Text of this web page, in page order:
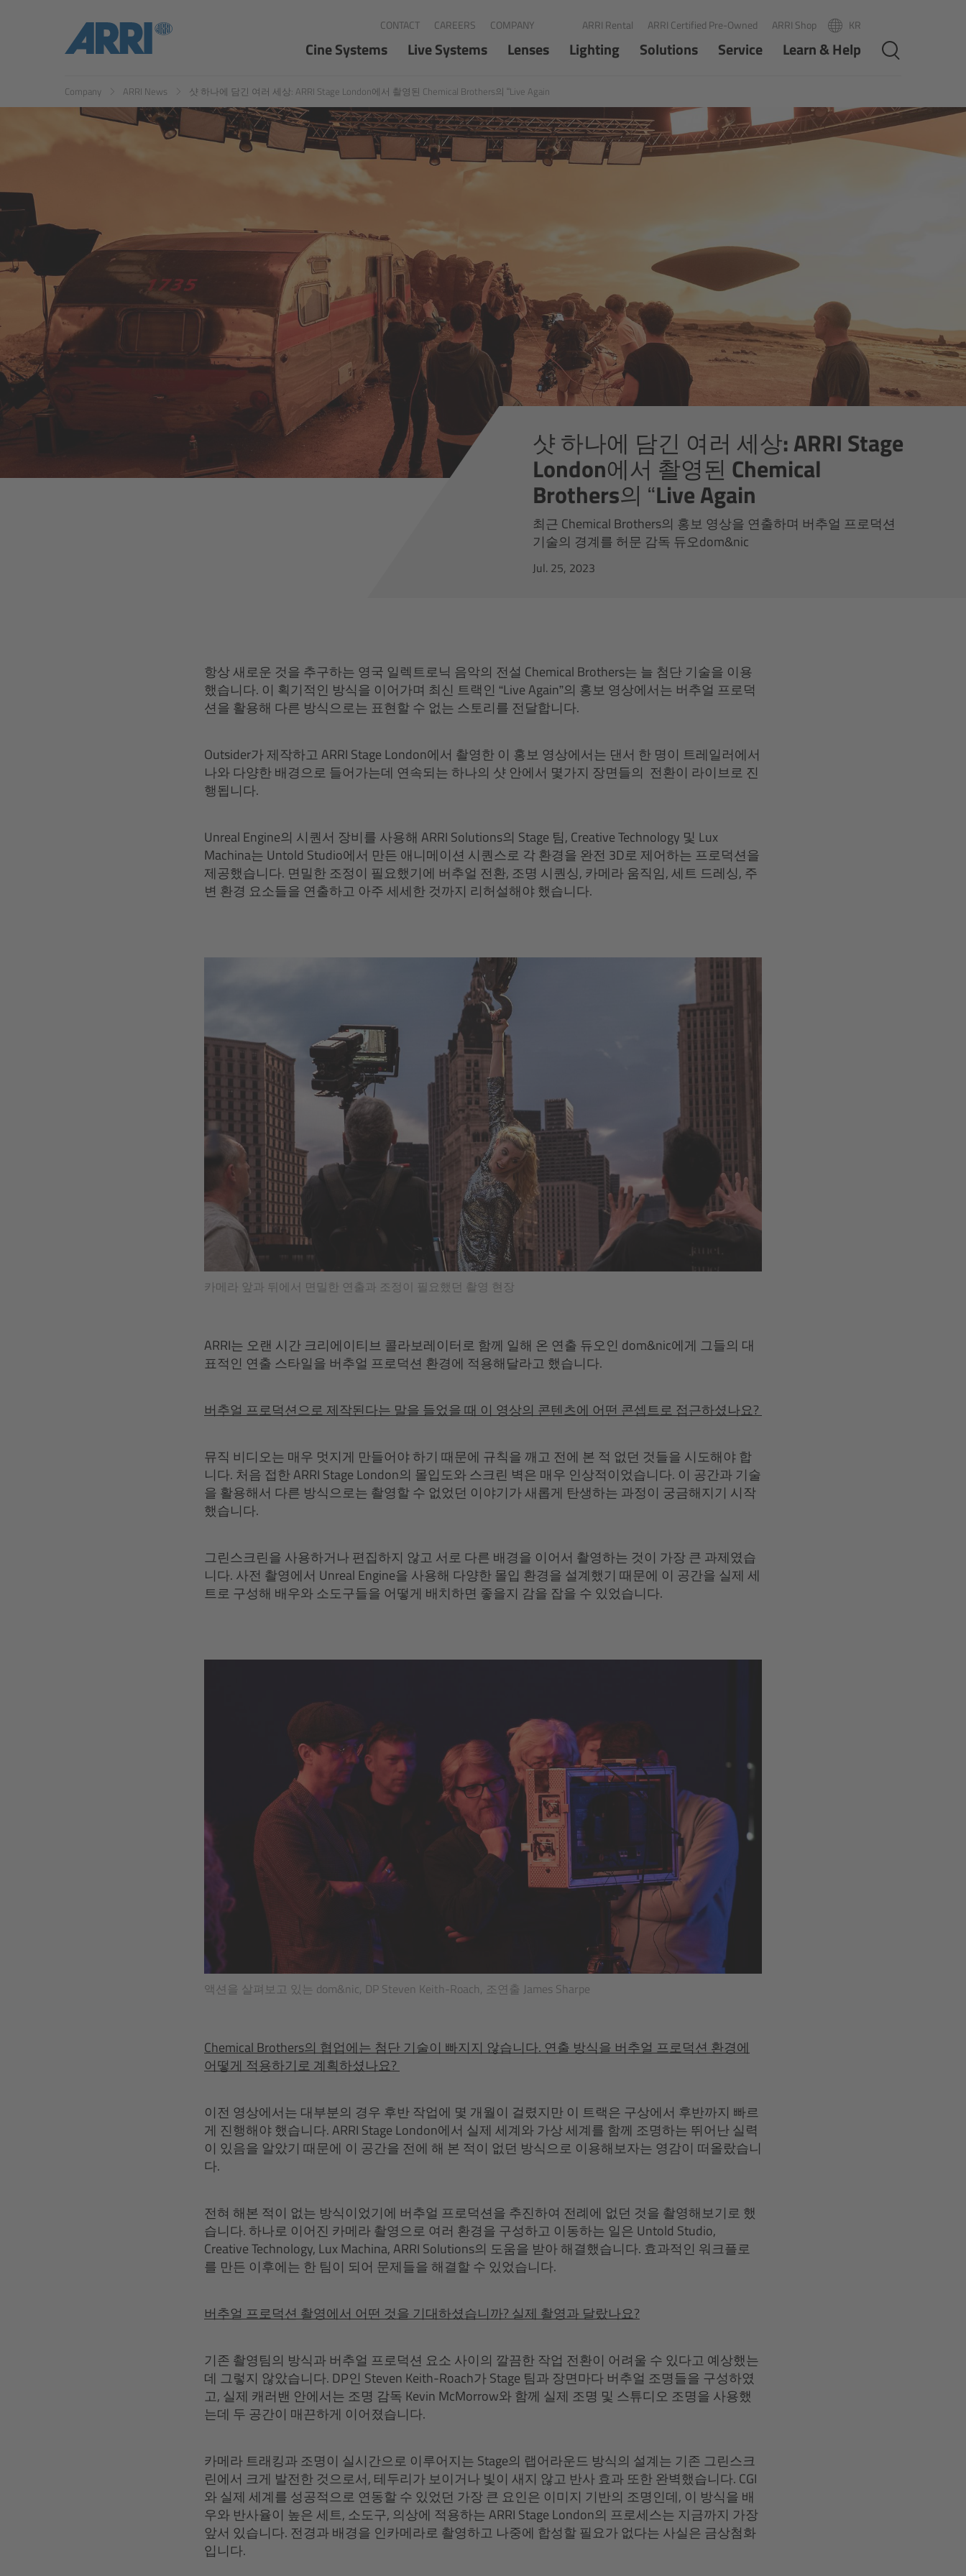
IT KR PT
CONTACT CAREERS COMPANY ARRI Rental ARRI Certified Pre-Owned ARRI Shop KR
Cine Systems Live Systems Lenses Lighting Solutions Service Learn & Help
Company ARRI News 샷 하나에 담긴 여러 세상: ARRI Stage London에서 촬영된 Chemical Brothers의 “Live Again
샷 하나에 담긴 여러 세상: ARRI Stage
London에서 촬영된 Chemical
Brothers의 “Live Again
최근 Chemical Brothers의 홍보 영상을 연출하며 버추얼 프로덕션
기술의 경계를 허문 감독 듀오dom&nic
Jul. 25, 2023
항상 새로운 것을 추구하는 영국 일렉트로닉 음악의 전설 Chemical Brothers는 늘 첨단 기술을 이용
했습니다. 이 획기적인 방식을 이어가며 최신 트랙인 “Live Again”의 홍보 영상에서는 버추얼 프로덕
션을 활용해 다른 방식으로는 표현할 수 없는 스토리를 전달합니다.
Outsider가 제작하고 ARRI Stage London에서 촬영한 이 홍보 영상에서는 댄서 한 명이 트레일러에서
나와 다양한 배경으로 들어가는데 연속되는 하나의 샷 안에서 몇가지 장면들의 전환이 라이브로 진
행됩니다.
Unreal Engine의 시퀀서 장비를 사용해 ARRI Solutions의 Stage 팀, Creative Technology 및 Lux
Machina는 Untold Studio에서 만든 애니메이션 시퀀스로 각 환경을 완전 3D로 제어하는 프로덕션을
제공했습니다. 면밀한 조정이 필요했기에 버추얼 전환, 조명 시퀀싱, 카메라 움직임, 세트 드레싱, 주
변 환경 요소들을 연출하고 아주 세세한 것까지 리허설해야 했습니다.
카메라 앞과 뒤에서 면밀한 연출과 조정이 필요했던 촬영 현장
ARRI는 오랜 시간 크리에이티브 콜라보레이터로 함께 일해 온 연출 듀오인 dom&nic에게 그들의 대
표적인 연출 스타일을 버추얼 프로덕션 환경에 적용해달라고 했습니다.
버추얼 프로덕션으로 제작된다는 말을 들었을 때 이 영상의 콘텐츠에 어떤 콘셉트로 접근하셨나요?
뮤직 비디오는 매우 멋지게 만들어야 하기 때문에 규칙을 깨고 전에 본 적 없던 것들을 시도해야 합
니다. 처음 접한 ARRI Stage London의 몰입도와 스크린 벽은 매우 인상적이었습니다. 이 공간과 기술
을 활용해서 다른 방식으로는 촬영할 수 없었던 이야기가 새롭게 탄생하는 과정이 궁금해지기 시작
했습니다.
그린스크린을 사용하거나 편집하지 않고 서로 다른 배경을 이어서 촬영하는 것이 가장 큰 과제였습
니다. 사전 촬영에서 Unreal Engine을 사용해 다양한 몰입 환경을 설계했기 때문에 이 공간을 실제 세
트로 구성해 배우와 소도구들을 어떻게 배치하면 좋을지 감을 잡을 수 있었습니다.
액션을 살펴보고 있는 dom&nic, DP Steven Keith-Roach, 조연출 James Sharpe
Chemical Brothers의 협업에는 첨단 기술이 빠지지 않습니다. 연출 방식을 버추얼 프로덕션 환경에
어떻게 적용하기로 계획하셨나요?
이전 영상에서는 대부분의 경우 후반 작업에 몇 개월이 걸렸지만 이 트랙은 구상에서 후반까지 빠르
게 진행해야 했습니다. ARRI Stage London에서 실제 세계와 가상 세계를 함께 조명하는 뛰어난 실력
이 있음을 알았기 때문에 이 공간을 전에 해 본 적이 없던 방식으로 이용해보자는 영감이 떠올랐습니
다.
전혀 해본 적이 없는 방식이었기에 버추얼 프로덕션을 추진하여 전례에 없던 것을 촬영해보기로 했
습니다. 하나로 이어진 카메라 촬영으로 여러 환경을 구성하고 이동하는 일은 Untold Studio,
Creative Technology, Lux Machina, ARRI Solutions의 도움을 받아 해결했습니다. 효과적인 워크플로
를 만든 이후에는 한 팀이 되어 문제들을 해결할 수 있었습니다.
버추얼 프로덕션 촬영에서 어떤 것을 기대하셨습니까? 실제 촬영과 달랐나요?
기존 촬영팀의 방식과 버추얼 프로덕션 요소 사이의 깔끔한 작업 전환이 어려울 수 있다고 예상했는
데 그렇지 않았습니다. DP인 Steven Keith-Roach가 Stage 팀과 장면마다 버추얼 조명들을 구성하였
고, 실제 캐러밴 안에서는 조명 감독 Kevin McMorrow와 함께 실제 조명 및 스튜디오 조명을 사용했
는데 두 공간이 매끈하게 이어졌습니다.
카메라 트래킹과 조명이 실시간으로 이루어지는 Stage의 랩어라운드 방식의 설계는 기존 그린스크
린에서 크게 발전한 것으로서, 테두리가 보이거나 빛이 새지 않고 반사 효과 또한 완벽했습니다. CGI
와 실제 세계를 성공적으로 연동할 수 있었던 가장 큰 요인은 이미지 기반의 조명인데, 이 방식을 배
우와 반사율이 높은 세트, 소도구, 의상에 적용하는 ARRI Stage London의 프로세스는 지금까지 가장
앞서 있습니다. 전경과 배경을 인카메라로 촬영하고 나중에 합성할 필요가 없다는 사실은 금상첨화
입니다.